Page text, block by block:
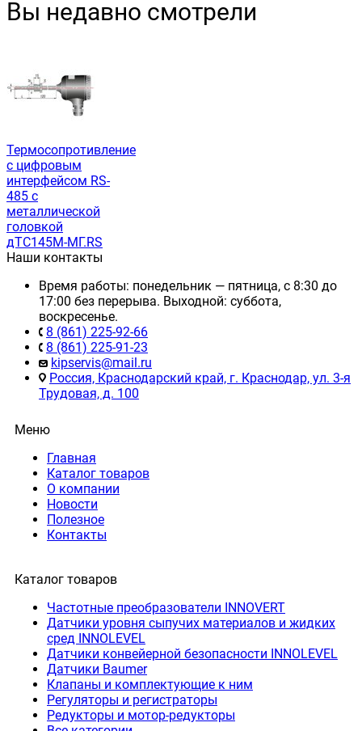
Вы недавно смотрели
Термосопротивление
с цифровым
интерфейсом RS-
485 с
металлической
головкой
дТС145М-МГ.RS
Наши контакты
Время работы: понедельник — пятница, с 8:30 до
17:00 без перерыва. Выходной: суббота,
воскресенье.
8 (861) 225-92-66
8 (861) 225-91-23
kipservis@mail.ru
Россия, Краснодарский край, г. Краснодар, ул. 3-я
Трудовая, д. 100
Меню
Главная
Каталог товаров
О компании
Новости
Полезное
Контакты
Каталог товаров
Частотные преобразователи INNOVERT
Датчики уровня сыпучих материалов и жидких
сред INNOLEVEL
Датчики конвейерной безопасности INNOLEVEL
Датчики Baumer
Клапаны и комплектующие к ним
Регуляторы и регистраторы
Редукторы и мотор-редукторы